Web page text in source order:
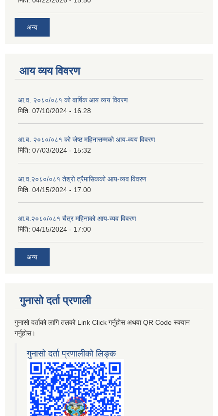
अन्य
आय व्यय विवरण
आ.व. २०८०/०८१ को वार्षिक आय व्यय विवरण
मिति: 07/10/2024 - 16:28
आ.व. २०८०/०८१ को जेष्ठ महिनासम्मको आय-व्यय विवरण
मिति: 07/03/2024 - 15:32
आ.व.२०८०/०८१ तेश्रो त्रैमासिकको आय-व्यव विवरण
मिति: 04/15/2024 - 17:00
आ.व.२०८०/०८१ चैत्र महिनाको आय-व्यव विवरण
मिति: 04/15/2024 - 17:00
अन्य
गुनासो दर्ता प्रणाली
गुनासो दर्ताको लागि तलको Link Click गर्नुहोस अथवा QR Code स्क्यान
गर्नुहोस।
गुनासो दर्ता प्रणालीको लिङ्क